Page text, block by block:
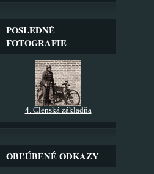
POSLEDNÉ
FOTOGRAFIE
4. Členská základňa
OBĽÚBENÉ ODKAZY